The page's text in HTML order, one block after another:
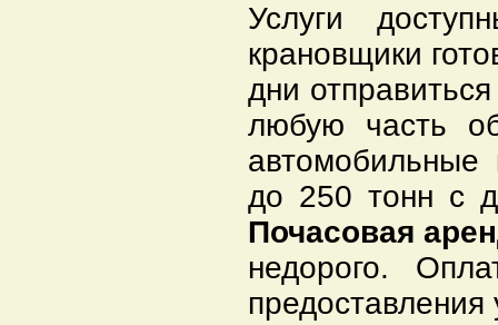
Услуги
крановщики
дни
любую часть
автомобильные
до 250 тонн с
Почасовая
недорого.
предоставления